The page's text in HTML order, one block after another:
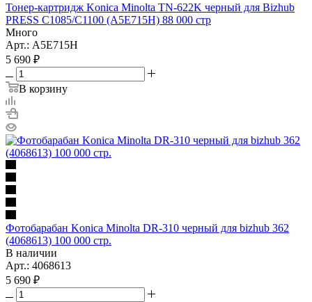
Тонер-картридж Konica Minolta TN-622K черный для Bizhub
PRESS C1085/C1100 (A5E715H) 88 000 стр
Много
Арт.: A5E715H
5 690 ₽
В корзину
Фотобарабан Konica Minolta DR-310 черный для bizhub 362
(4068613) 100 000 стр.
В наличии
Арт.: 4068613
5 690 ₽